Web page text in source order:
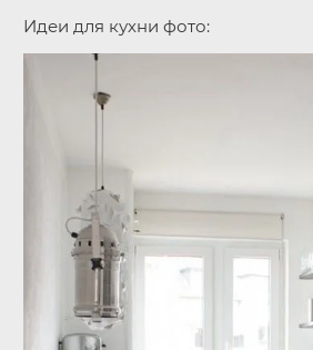
Идеи для кухни фото: